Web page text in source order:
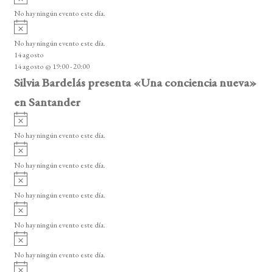
o
v
i
o
No hay ningún evento este día.
A
v
i
s
o
No hay ningún evento este día.
14 agosto
14 agosto @ 19:00-20:00
Silvia Bardelás presenta «Una conciencia nueva»
en Santander
A
v
i
o
No hay ningún evento este día.
A
v
i
o
No hay ningún evento este día.
A
v
i
o
No hay ningún evento este día.
A
v
i
o
No hay ningún evento este día.
A
v
i
No hay ningún evento este día.
A